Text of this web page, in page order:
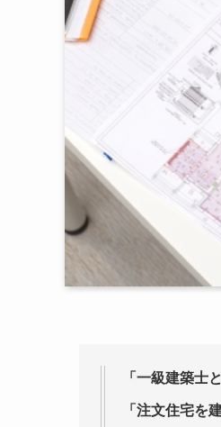
「一級建築士
「注文住宅を